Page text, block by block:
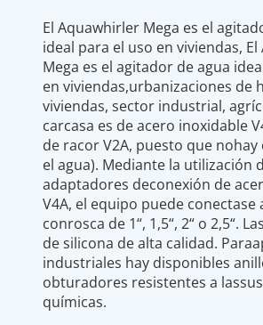
El Aquawhirler Mega es el
ideal para el uso en viviendas,
Mega es el agitador de agua
en viviendas,urbanizaciones de
viviendas, sector industrial,
carcasa es de acero inoxidable
de racor V2A, puesto que
el agua). Mediante la utilización
adaptadores deconexión de
V4A, el equipo puede conectase
conrosca de 1“, 1,5“, 2“ o 2,5“.
de silicona de alta calidad.
industriales hay disponibles
obturadores resistentes a
químicas.